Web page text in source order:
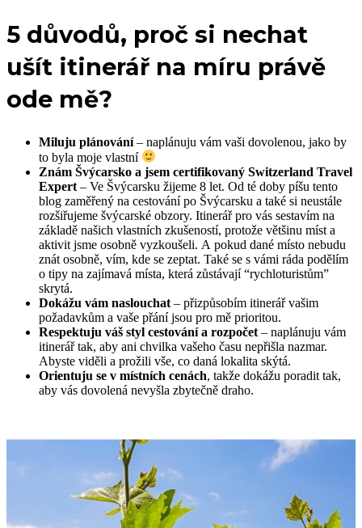
5 důvodů, proč si nechat
ušít itinerář na míru právě
ode mě?
Miluju plánování– naplánuju vám vaši dovolenou, jako by
to byla moje vlastní
Znám Švýcarsko a jsem certifikovaný Switzerland Travel
Expert – Ve Švýcarsku žijeme 8 let. Od té doby píšu tento
blog zaměřený na cestování po Švýcarsku a také si neustále
rozšiřujeme švýcarské obzory. Itinerář pro vás sestavím na
základě našich vlastních zkušeností, protože většinu míst a
aktivit jsme osobně vyzkoušeli. A pokud dané místo nebudu
znát osobně, vím, kde se zeptat. Také se s vámi ráda podělím
o tipy na zajímavá místa, která zůstávají “rychloturistům”
skrytá.
Dokážu vám naslouchat – přizpůsobím itinerář vašim
požadavkům a vaše přání jsou pro mě prioritou.
Respektuju váš styl cestování a rozpočet – naplánuju vám
itinerář tak, aby ani chvilka vašeho času nepřišla nazmar.
Abyste viděli a prožili vše, co daná lokalita skýtá.
Orientuju se v místních cenách, takže dokážu poradit tak,
aby vás dovolená nevyšla zbytečně draho.